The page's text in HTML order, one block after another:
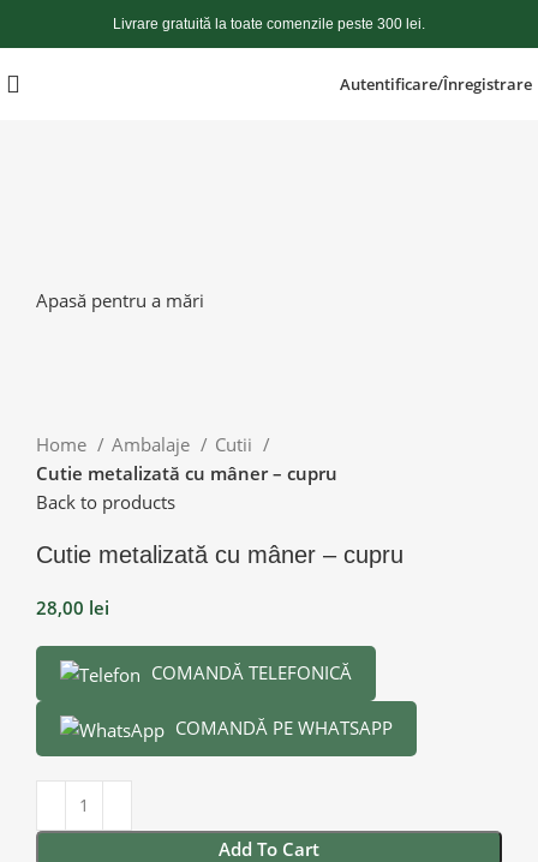
Livrare gratuită la toate comenzile peste 300 lei.
Autentificare/Înregistrare
Apasă pentru a mări
Home Ambalaje
Cutii
Cutie metalizată cu mâner – cupru
Back to products
Cutie metalizată cu mâner – cupru
28,00 lei
COMANDĂ TELEFONICĂ
COMANDĂ PE WHATSAPP
Add To Cart